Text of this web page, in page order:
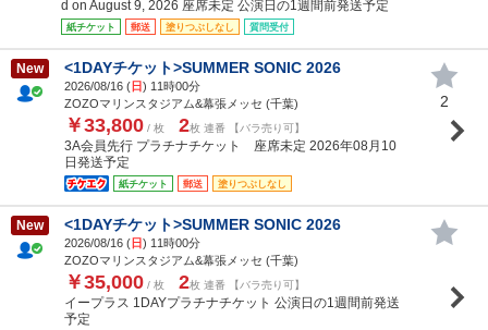
d on August 9, 2026 座席未定 公演日の1週間前発送予定
紙チケット 郵送 塗りつぶしなし 質問受付
New <1DAYチケット>SUMMER SONIC 2026
2026/08/16 (日) 11時00分
ZOZOマリンスタジアム&幕張メッセ (千葉)
￥33,800 / 枚 2枚 連番 【バラ売り可】
3A会員先行 プラチナチケット 座席未定 2026年08月10
日発送予定
紙チケット 郵送 塗りつぶしなし
2
New <1DAYチケット>SUMMER SONIC 2026
2026/08/16 (日) 11時00分
ZOZOマリンスタジアム&幕張メッセ (千葉)
￥35,000 / 枚 2枚 連番 【バラ売り可】
イープラス 1DAYプラチナチケット 公演日の1週間前発送
予定